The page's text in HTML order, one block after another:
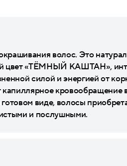
волос. Это
цвет «ТЁМНЫЙ КАШТАН»,
силой и энергией от
кровообращение
виде, волосы
и послушными.